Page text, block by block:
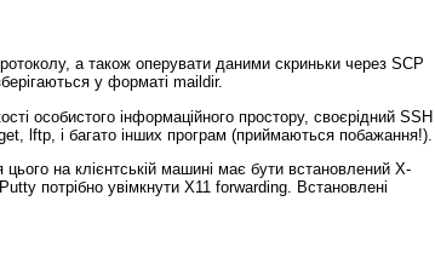
а також оперувати даними скриньки через SCP
у форматі maildir.
особистого інформаційного простору, своєрідний SSH
lftp, і багато інших програм (приймаються побажання!).
на клієнтській машині має бути встановлений X-
потрібно увімкнути X11 forwarding. Встановлені